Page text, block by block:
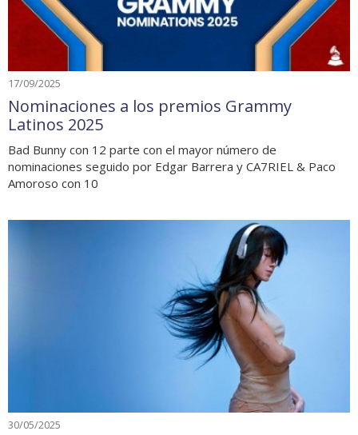
17/09/2025
Nominaciones a los premios Grammy
Latinos 2025
Bad Bunny con 12 parte con el mayor número de
nominaciones seguido por Edgar Barrera y CA7RIEL & Paco
Amoroso con 10
30/05/2025